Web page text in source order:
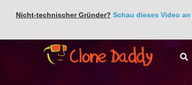
Nicht-technischer Gründer? Schau dieses Video an